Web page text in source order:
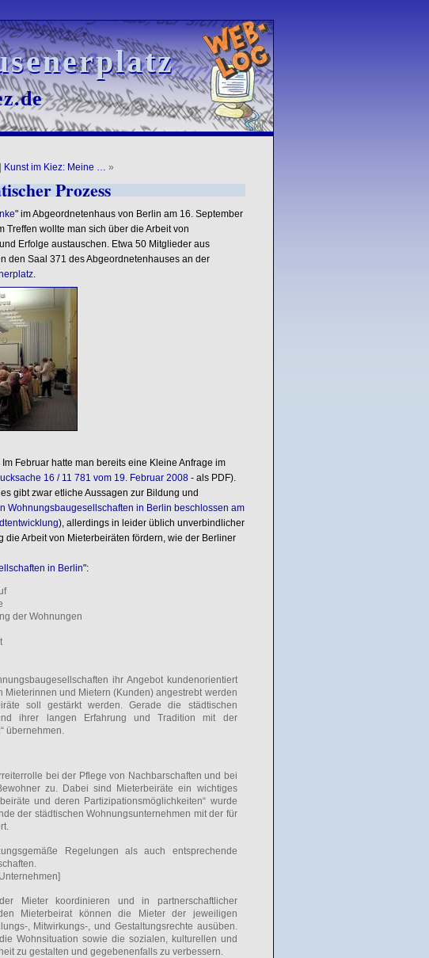
Kunst im Kiez: Meine … »
Prozess
" im Abgeordnetenhaus von Berlin am 16. September
wollte man sich über die Arbeit von
Erfolge austauschen. Etwa 50 Mitglieder aus
den Saal 371 des Abgeordnetenhauses an der
.
Februar hatte man bereits eine Kleine Anfrage im
16 / 11 781 vom 19. Februar 2008- als PDF).
gibt zwar etliche Aussagen zur Bildung und
Wohnungsbaugesellschaften in Berlin beschlossen am
), allerdings in leider üblich unverbindlicher
Arbeit von Mieterbeiräten fördern, wie der Berliner
in Berlin":
der Wohnungen
ihr Angebot kundenorientiert
und Mietern (Kunden) angestrebt werden
soll gestärkt werden. Gerade die städtischen
ihrer langen Erfahrung und Tradition mit der
übernehmen.
bei der Pflege von Nachbarschaften und bei
zu. Dabei sind Mieterbeiräte ein wichtiges
und deren Partizipationsmöglichkeiten“ wurde
der städtischen Wohnungsunternehmen mit der für
Regelungen als auch entsprechende
Mieter koordinieren und in partnerschaftlicher
Mieterbeirat können die Mieter der jeweiligen
, Mitwirkungs-, und Gestaltungsrechte ausüben.
Wohnsituation sowie die sozialen, kulturellen und
zu gestalten und gegebenenfalls zu verbessern.